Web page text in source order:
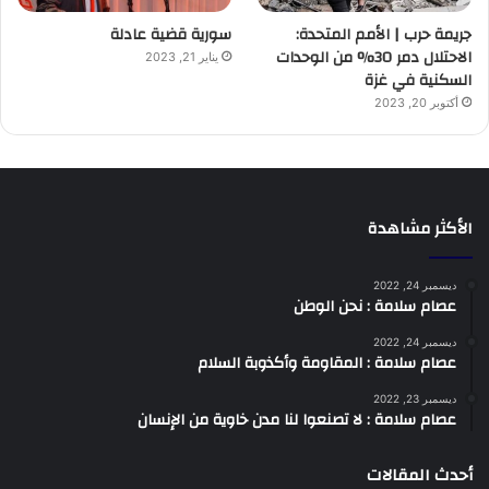
جريمة حرب | الأمم المتحدة:
الاحتلال دمر 30% من الوحدات
السكنية في غزة
أكتوبر 20, 2023
سورية قضية عادلة
يناير 21, 2023
الأكثر مشاهدة
ديسمبر 24, 2022
عصام سلامة : نحن الوطن
ديسمبر 24, 2022
عصام سلامة : المقاومة وأكذوبة السلام
ديسمبر 23, 2022
عصام سلامة : لا تصنعوا لنا مدن خاوية من الإنسان
أحدث المقالات